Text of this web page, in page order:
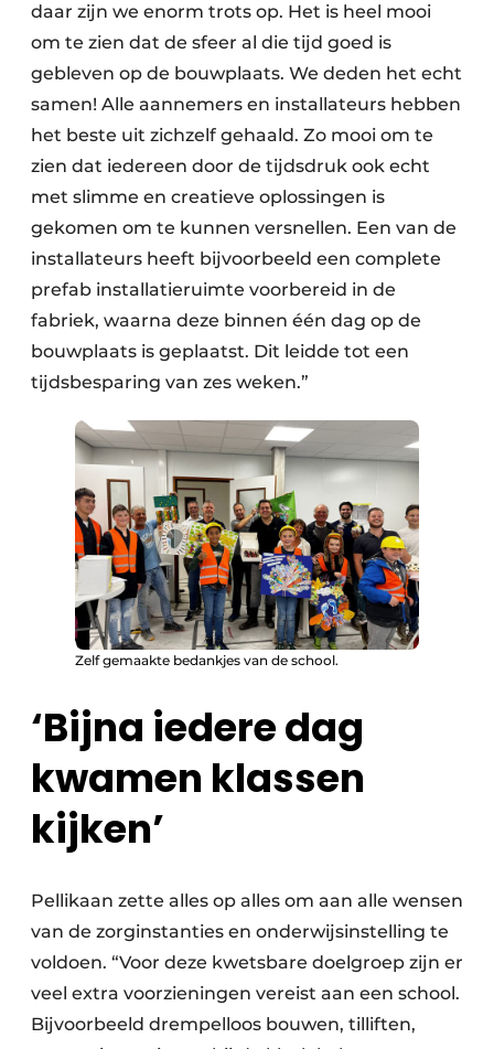
daar zijn we enorm trots op. Het is heel mooi
om te zien dat de sfeer al die tijd goed is
gebleven op de bouwplaats. We deden het echt
samen! Alle aannemers en installateurs hebben
het beste uit zichzelf gehaald. Zo mooi om te
zien dat iedereen door de tijdsdruk ook echt
met slimme en creatieve oplossingen is
gekomen om te kunnen versnellen. Een van de
installateurs heeft bijvoorbeeld een complete
prefab installatieruimte voorbereid in de
fabriek, waarna deze binnen één dag op de
bouwplaats is geplaatst. Dit leidde tot een
tijdsbesparing van zes weken.”
Zelf gemaakte bedankjes van de school.
‘Bijna iedere dag
kwamen klassen
kijken’
Pellikaan zette alles op alles om aan alle wensen
van de zorginstanties en onderwijsinstelling te
voldoen. “Voor deze kwetsbare doelgroep zijn er
veel extra voorzieningen vereist aan een school.
Bijvoorbeeld drempelloos bouwen, tilliften,